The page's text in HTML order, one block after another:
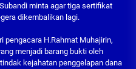
minta agar tiga sertifikat
dikembalikan lagi.
pengacara H.Rahmat Muhajirin,
menjadi barang bukti oleh
kejahatan penggelapan dana